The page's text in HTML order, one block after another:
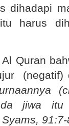
dihadapi
harus
Quran
(negatif)
jiwa